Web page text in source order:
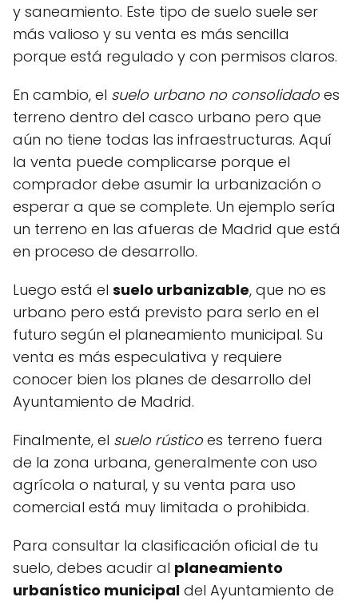
y saneamiento. Este tipo de suelo suele ser
más valioso y su venta es más sencilla
porque está regulado y con permisos claros.
En cambio, el suelo urbano no consolidado es
terreno dentro del casco urbano pero que
aún no tiene todas las infraestructuras. Aquí
la venta puede complicarse porque el
comprador debe asumir la urbanización o
esperar a que se complete. Un ejemplo sería
un terreno en las afueras de Madrid que está
en proceso de desarrollo.
Luego está el suelo urbanizable, que no es
urbano pero está previsto para serlo en el
futuro según el planeamiento municipal. Su
venta es más especulativa y requiere
conocer bien los planes de desarrollo del
Ayuntamiento de Madrid.
Finalmente, el suelo rústico es terreno fuera
de la zona urbana, generalmente con uso
agrícola o natural, y su venta para uso
comercial está muy limitada o prohibida.
Para consultar la clasificación oficial de tu
suelo, debes acudir al planeamiento
urbanístico municipal del Ayuntamiento de